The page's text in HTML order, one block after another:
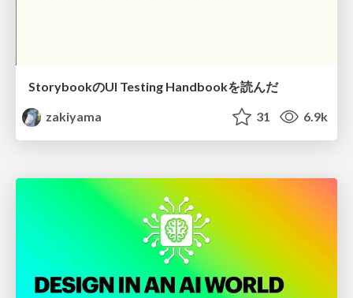
StorybookのUI Testing Handbookを読んだ
zakiyama
31 6.9k